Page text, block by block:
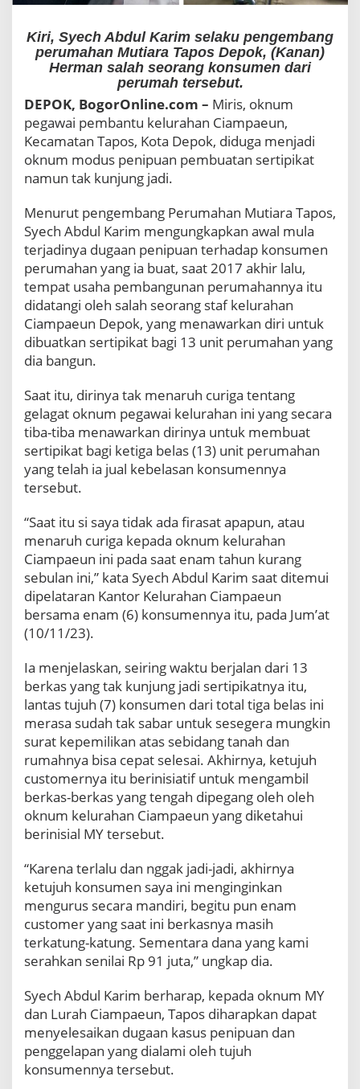
T
i
p
u
M
a
y
a
k
a
n
y
a
,
I
n
i
o
n
l
o
g
y
a
Kiri, Syech Abdul Karim selaku pengembang
perumahan Mutiara Tapos Depok, (Kanan)
Herman salah seorang konsumen dari
perumah tersebut.
DEPOK, BogorOnline.com – Miris, oknum
pegawai pembantu kelurahan Ciampaeun,
Kecamatan Tapos, Kota Depok, diduga menjadi
oknum modus penipuan pembuatan sertipikat
namun tak kunjung jadi.
Menurut pengembang Perumahan Mutiara Tapos,
Syech Abdul Karim mengungkapkan awal mula
terjadinya dugaan penipuan terhadap konsumen
perumahan yang ia buat, saat 2017 akhir lalu,
tempat usaha pembangunan perumahannya itu
didatangi oleh salah seorang staf kelurahan
Ciampaeun Depok, yang menawarkan diri untuk
dibuatkan sertipikat bagi 13 unit perumahan yang
dia bangun.
Saat itu, dirinya tak menaruh curiga tentang
gelagat oknum pegawai kelurahan ini yang secara
tiba-tiba menawarkan dirinya untuk membuat
sertipikat bagi ketiga belas (13) unit perumahan
yang telah ia jual kebelasan konsumennya
tersebut.
“Saat itu si saya tidak ada firasat apapun, atau
menaruh curiga kepada oknum kelurahan
Ciampaeun ini pada saat enam tahun kurang
sebulan ini,” kata Syech Abdul Karim saat ditemui
dipelataran Kantor Kelurahan Ciampaeun
bersama enam (6) konsumennya itu, pada Jum’at
(10/11/23).
Ia menjelaskan, seiring waktu berjalan dari 13
berkas yang tak kunjung jadi sertipikatnya itu,
lantas tujuh (7) konsumen dari total tiga belas ini
merasa sudah tak sabar untuk sesegera mungkin
surat kepemilikan atas sebidang tanah dan
rumahnya bisa cepat selesai. Akhirnya, ketujuh
customernya itu berinisiatif untuk mengambil
berkas-berkas yang tengah dipegang oleh oleh
oknum kelurahan Ciampaeun yang diketahui
berinisial MY tersebut.
“Karena terlalu dan nggak jadi-jadi, akhirnya
ketujuh konsumen saya ini menginginkan
mengurus secara mandiri, begitu pun enam
customer yang saat ini berkasnya masih
terkatung-katung. Sementara dana yang kami
serahkan senilai Rp 91 juta,” ungkap dia.
Syech Abdul Karim berharap, kepada oknum MY
dan Lurah Ciampaeun, Tapos diharapkan dapat
menyelesaikan dugaan kasus penipuan dan
penggelapan yang dialami oleh tujuh
konsumennya tersebut.